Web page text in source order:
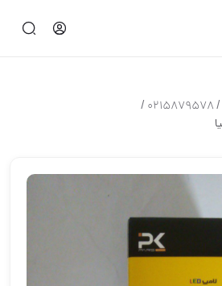
/
0215879578
/